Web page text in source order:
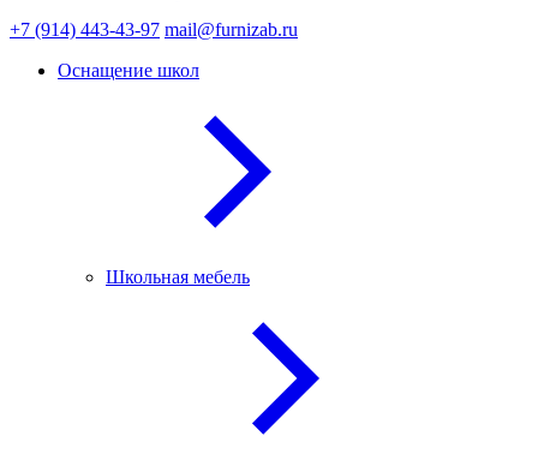
+7 (914) 443-43-97 mail@furnizab.ru
Оснащение школ
Школьная мебель